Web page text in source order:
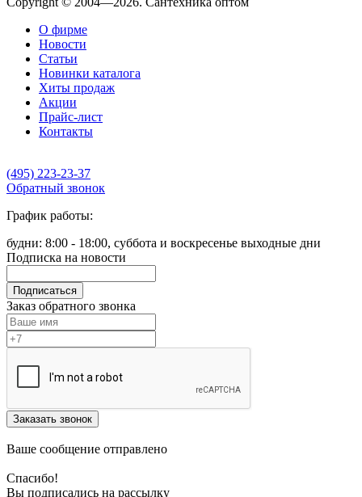
О фирме
Новости
Статьи
Новинки каталога
Хиты продаж
Акции
Прайс-лист
Контакты
(495) 223-23-37
Обратный звонок
График работы:
будни: 8:00 - 18:00, суббота и воскресенье выходные дни
Подписка на новости
Подписаться
Заказ обратного звонка
Заказать звонок
Ваше сообщение отправлено
Спасибо!
Вы подписались на рассылку